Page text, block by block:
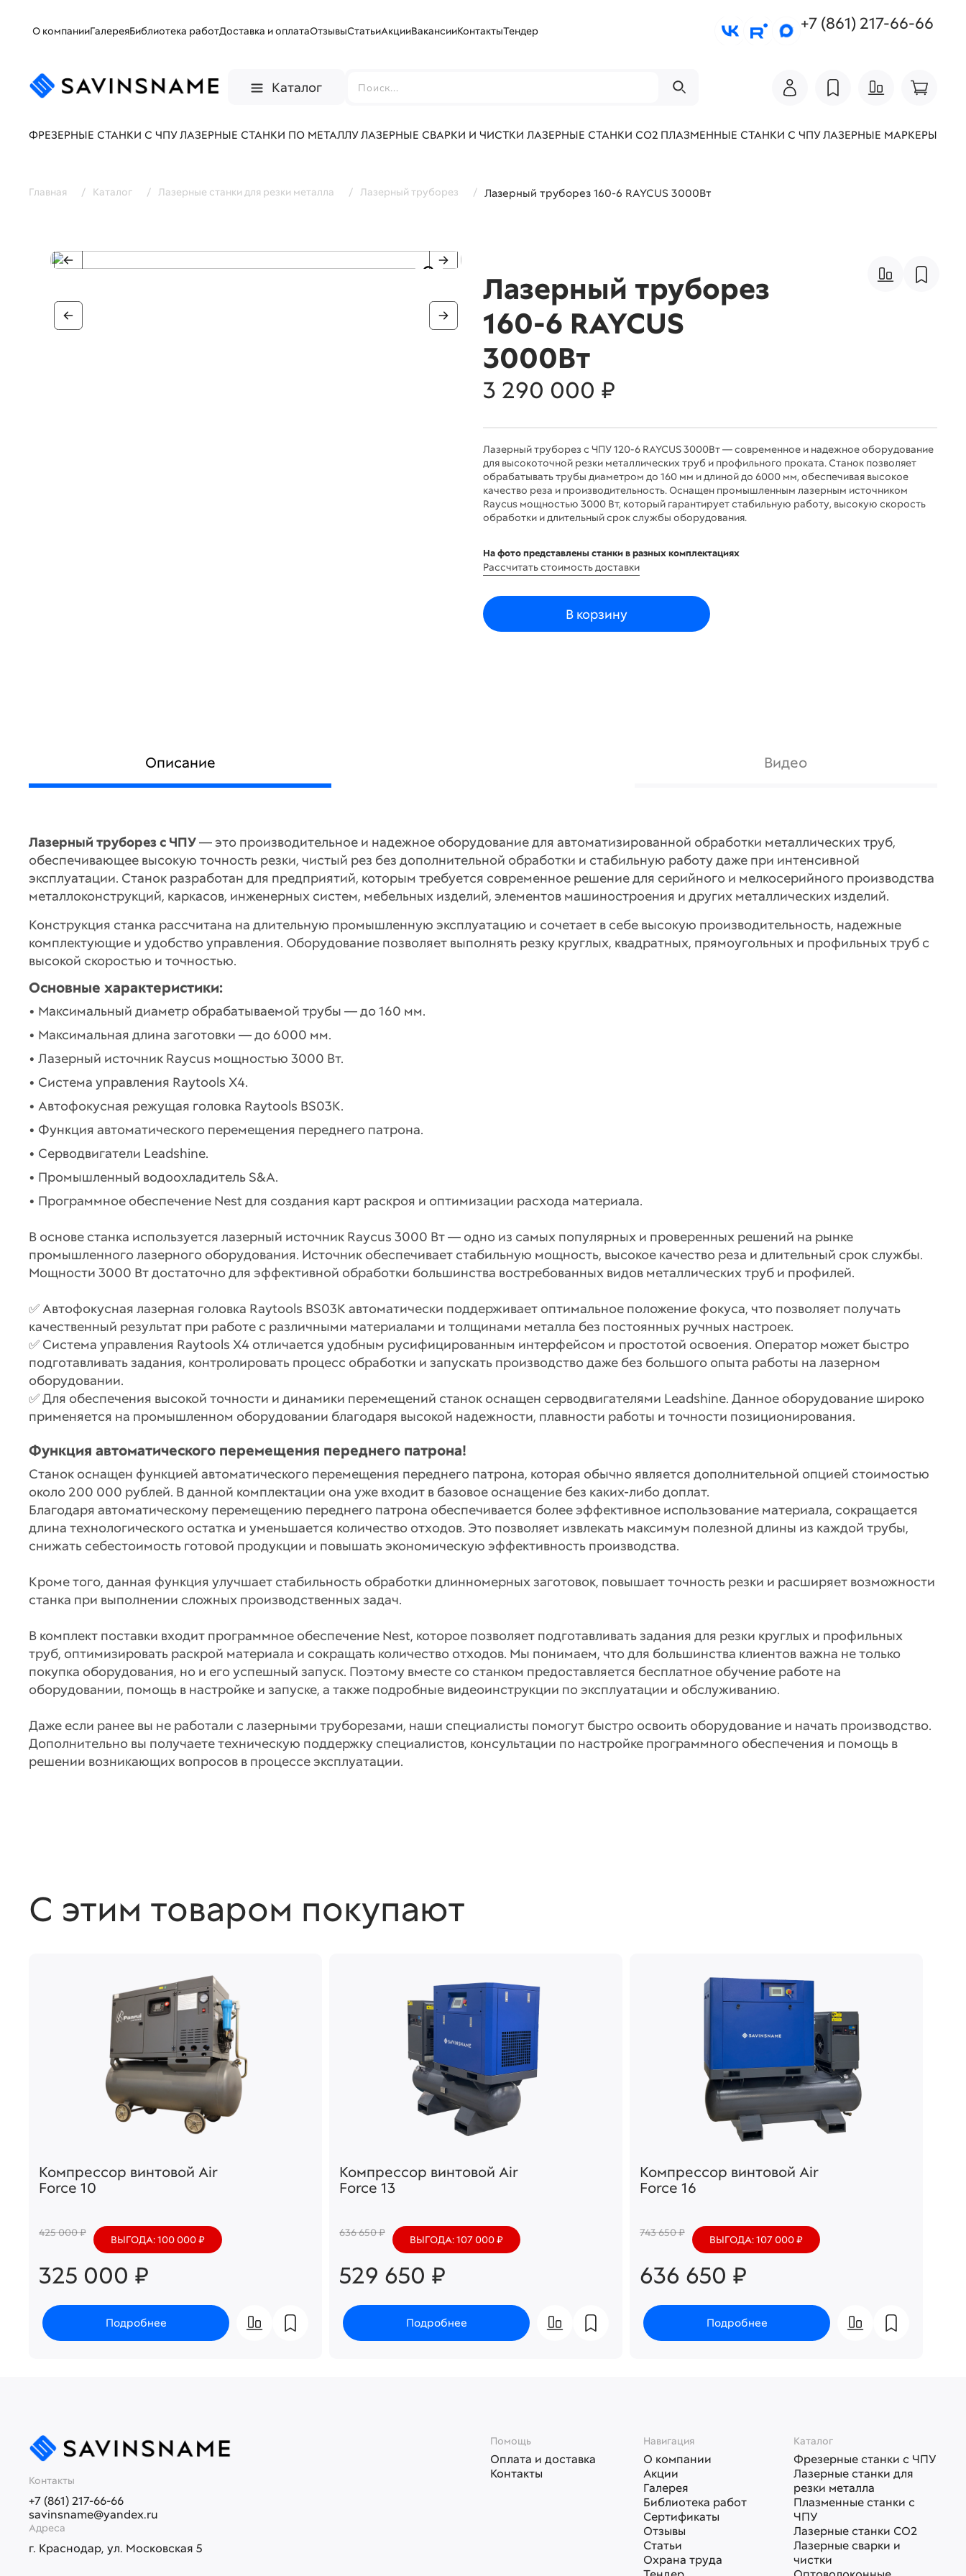
О компанииГалереяБиблиотека работДоставка и оплатаОтзывыСтатьиАкцииВакансииКонтактыТендер +7 (861) 217-66-66
Каталог
ФРЕЗЕРНЫЕ СТАНКИ С ЧПУЛАЗЕРНЫЕ СТАНКИ ПО МЕТАЛЛУЛАЗЕРНЫЕ СВАРКИ И ЧИСТКИ ЛАЗЕРНЫЕ СТАНКИ СО2 ПЛАЗМЕННЫЕ СТАНКИ С ЧПУЛАЗЕРНЫЕ МАРКЕРЫ
Главная / Каталог / Лазерные станки для резки металла / Лазерный труборез / Лазерный труборез 160-6 RAYCUS 3000Вт
Лазерный труборез
160-6 RAYCUS
3000Вт
3 290 000 ₽
Лазерный труборез с ЧПУ 120-6 RAYCUS 3000Вт — современное и надежное оборудование
для высокоточной резки металлических труб и профильного проката. Станок позволяет
обрабатывать трубы диаметром до 160 мм и длиной до 6000 мм, обеспечивая высокое
качество реза и производительность. Оснащен промышленным лазерным источником
Raycus мощностью 3000 Вт, который гарантирует стабильную работу, высокую скорость
обработки и длительный срок службы оборудования.
На фото представлены станки в разных комплектациях
Рассчитать стоимость доставки
В корзину
Описание Видео
Лазерный труборез с ЧПУ— это производительное и надежное оборудование для автоматизированной обработки металлических труб,
обеспечивающее высокую точность резки, чистый рез без дополнительной обработки и стабильную работу даже при интенсивной
эксплуатации. Станок разработан для предприятий, которым требуется современное решение для серийного и мелкосерийного производства
металлоконструкций, каркасов, инженерных систем, мебельных изделий, элементов машиностроения и других металлических изделий.
Конструкция станка рассчитана на длительную промышленную эксплуатацию и сочетает в себе высокую производительность, надежные
комплектующие и удобство управления. Оборудование позволяет выполнять резку круглых, квадратных, прямоугольных и профильных труб с
высокой скоростью и точностью.
Основные характеристики:
• Максимальный диаметр обрабатываемой трубы — до 160 мм.
• Максимальная длина заготовки — до 6000 мм.
• Лазерный источник Raycus мощностью 3000 Вт.
• Система управления Raytools X4.
• Автофокусная режущая головка Raytools BS03K.
• Функция автоматического перемещения переднего патрона.
• Серводвигатели Leadshine.
• Промышленный водоохладитель S&A.
• Программное обеспечение Nest для создания карт раскроя и оптимизации расхода материала.
В основе станка используется лазерный источник Raycus 3000 Вт — одно из самых популярных и проверенных решений на рынке
промышленного лазерного оборудования. Источник обеспечивает стабильную мощность, высокое качество реза и длительный срок службы.
Мощности 3000 Вт достаточно для эффективной обработки большинства востребованных видов металлических труб и профилей.
✅ Автофокусная лазерная головка Raytools BS03K автоматически поддерживает оптимальное положение фокуса, что позволяет получать
качественный результат при работе с различными материалами и толщинами металла без постоянных ручных настроек.
✅ Система управления Raytools X4 отличается удобным русифицированным интерфейсом и простотой освоения. Оператор может быстро
подготавливать задания, контролировать процесс обработки и запускать производство даже без большого опыта работы на лазерном
оборудовании.
✅ Для обеспечения высокой точности и динамики перемещений станок оснащен серводвигателями Leadshine. Данное оборудование широко
применяется на промышленном оборудовании благодаря высокой надежности, плавности работы и точности позиционирования.
Функция автоматического перемещения переднего патрона!
Станок оснащен функцией автоматического перемещения переднего патрона, которая обычно является дополнительной опцией стоимостью
около 200 000 рублей. В данной комплектации она уже входит в базовое оснащение без каких-либо доплат.
Благодаря автоматическому перемещению переднего патрона обеспечивается более эффективное использование материала, сокращается
длина технологического остатка и уменьшается количество отходов. Это позволяет извлекать максимум полезной длины из каждой трубы,
снижать себестоимость готовой продукции и повышать экономическую эффективность производства.
Кроме того, данная функция улучшает стабильность обработки длинномерных заготовок, повышает точность резки и расширяет возможности
станка при выполнении сложных производственных задач.
В комплект поставки входит программное обеспечение Nest, которое позволяет подготавливать задания для резки круглых и профильных
труб, оптимизировать раскрой материала и сокращать количество отходов. Мы понимаем, что для большинства клиентов важна не только
покупка оборудования, но и его успешный запуск. Поэтому вместе со станком предоставляется бесплатное обучение работе на
оборудовании, помощь в настройке и запуске, а также подробные видеоинструкции по эксплуатации и обслуживанию.
Даже если ранее вы не работали с лазерными труборезами, наши специалисты помогут быстро освоить оборудование и начать производство.
Дополнительно вы получаете техническую поддержку специалистов, консультации по настройке программного обеспечения и помощь в
решении возникающих вопросов в процессе эксплуатации.
С этим товаром покупают
Компрессор винтовой Air
Force 10
425 000 ₽
ВЫГОДА: 100 000 ₽
325 000 ₽
Подробнее
Компрессор винтовой Air
Force 13
636 650 ₽
ВЫГОДА: 107 000 ₽
529 650 ₽
Подробнее
Компрессор винтовой Air
Force 16
743 650 ₽
ВЫГОДА: 107 000 ₽
636 650 ₽
Подробнее
Контакты
+7 (861) 217-66-66
savinsname@yandex.ru
Адреса
г. Краснодар, ул. Московская 5
Помощь
Оплата и доставка
Контакты
Навигация
О компании
Акции
Галерея
Библиотека работ
Сертификаты
Отзывы
Статьи
Охрана труда
Каталог
Фрезерные станки с ЧПУ
Лазерные станки для
резки металла
Плазменные станки с
ЧПУ
Лазерные станки СО2
Лазерные сварки и
чистки